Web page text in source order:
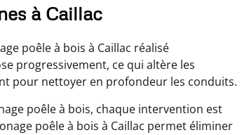
à Caillac
poêle à bois à Caillac réalisé
progressivement, ce qui altère les
pour nettoyer en profondeur les conduits.
poêle à bois, chaque intervention est
poêle à bois à Caillac permet éliminer